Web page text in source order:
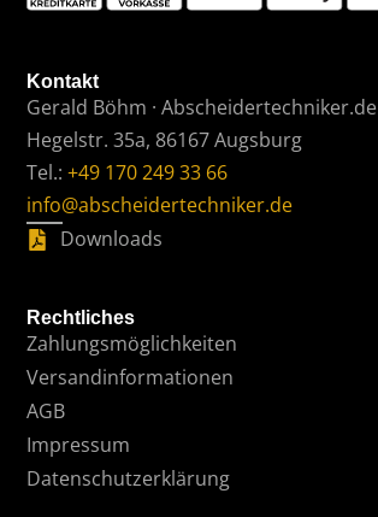
Kontakt
Gerald Böhm · Abscheidertechniker.de
Hegelstr. 35a, 86167 Augsburg
Tel.:+49 170 249 33 66
info@abscheidertechniker.de
Downloads
Rechtliches
Zahlungsmöglichkeiten
Versandinformationen
AGB
Impressum
Datenschutzerklärung